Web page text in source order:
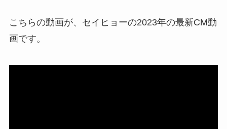
こちらの動画が、セイヒョーの2023年の最新CM動
画です。